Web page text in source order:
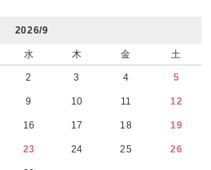
2026/9
水 木 金 土
2 3 4 5
9 10 11 12
16 17 18 19
23 24 25 26